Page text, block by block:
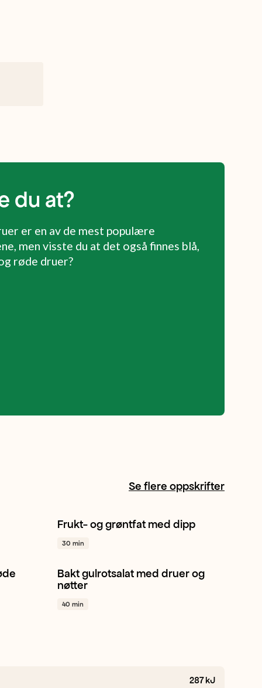
du at?
er en av de mest populære
men visste du at det også finnes blå,
røde druer?
Se flere oppskrifter
Mango Vannmelon Kiwi + 1
Frukt- og grøntfat med dipp
30 min
Ruccula Gulrot Salat + 1
Bakt gulrotsalat med druer og
nøtter
40 min
287 kJ